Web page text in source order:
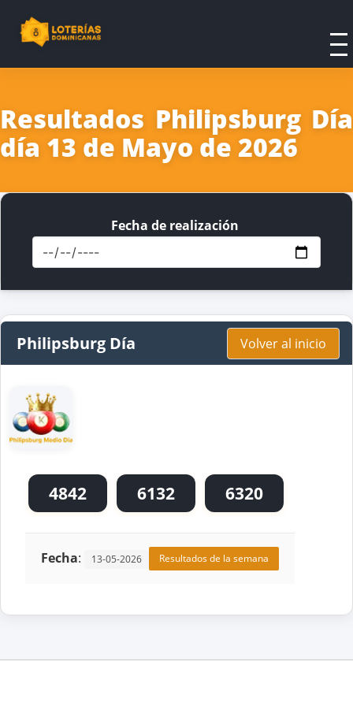
Resultados Philipsburg Día
día 13 de Mayo de 2026
Fecha de realización
Philipsburg Día Volver al inicio
4842 6132 6320
Fecha: 13-05-2026 Resultados de la semana